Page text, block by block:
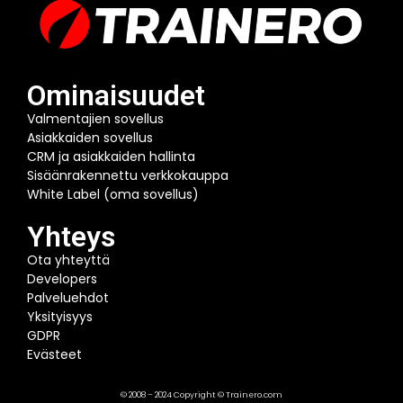
Ominaisuudet
Valmentajien sovellus
Asiakkaiden sovellus
CRM ja asiakkaiden hallinta
Sisäänrakennettu verkkokauppa
White Label (oma sovellus)
Yhteys
Ota yhteyttä
Developers
Palveluehdot
Yksityisyys
GDPR
Evästeet
© 2008 – 2024 Copyright © Trainero.com